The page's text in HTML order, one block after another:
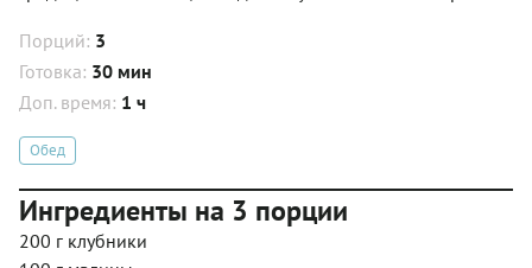
Порций: 3
Готовка: 30 мин
Доп. время: 1 ч
Обед
Ингредиенты на 3 порции
200 г клубники